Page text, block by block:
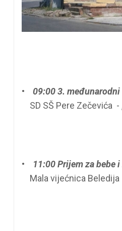
• 09:00 3.
SD SŠ Pere Zečevića -
• 11:00 Prijem za bebe
Mala vijećnica Beledija